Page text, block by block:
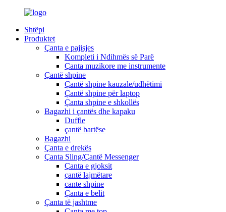
Shtëpi
Produktet
Çanta e pajisjes
Kompleti i Ndihmës së Parë
Çanta muzikore me instrumente
Çantë shpine
Çantë shpine kauzale/udhëtimi
Çantë shpine për laptop
Çanta shpine e shkollës
Bagazhi i çantës dhe kapaku
Duffle
çantë bartëse
Bagazhi
Çanta e drekës
Çanta Sling/Çantë Messenger
Çanta e gjoksit
çantë lajmëtare
cante shpine
Çanta e belit
Çanta të jashtme